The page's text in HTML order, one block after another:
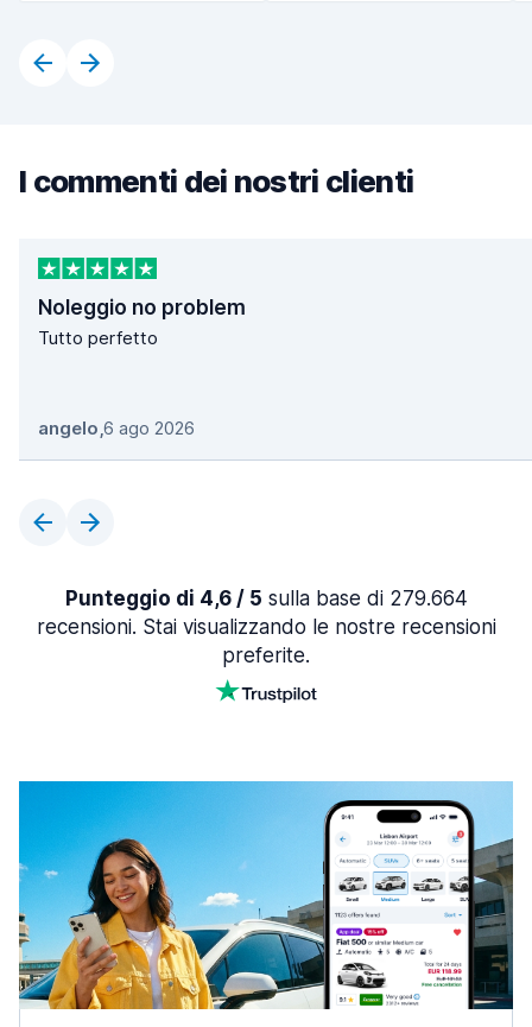
I commenti dei nostri clienti
Noleggio no problem
Tutto perfetto
angelo,6 ago 2026
Punteggio di 4,6 / 5 sulla base di 279.664
recensioni. Stai visualizzando le nostre recensioni
preferite.